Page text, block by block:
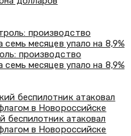
производство
месяцев упало на 8,9%
беспилотник атаковал
в Новороссийске